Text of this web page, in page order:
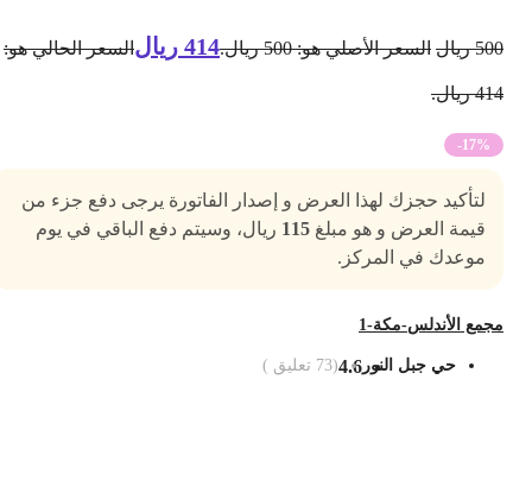
ريال السعر الأصلي هو: 500 ريال. 414 ريال السعر الحالي هو:
-17%
لتأكيد حجزك لهذا العرض و إصدار الفاتورة يرجى دفع جزء من
قيمة العرض و هو مبلغ115 ريال، وسيتم دفع الباقي في يوم
موعدك في المركز.
الأندلس-مكة-1
حي جبل النور 4.6
(
73تعليق )